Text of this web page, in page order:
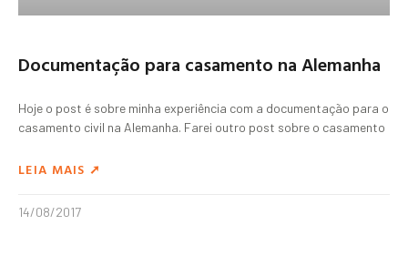
Documentação para casamento na Alemanha
Hoje o post é sobre minha experiência com a documentação para o
casamento civil na Alemanha. Farei outro post sobre o casamento
LEIA MAIS ➚
14/08/2017